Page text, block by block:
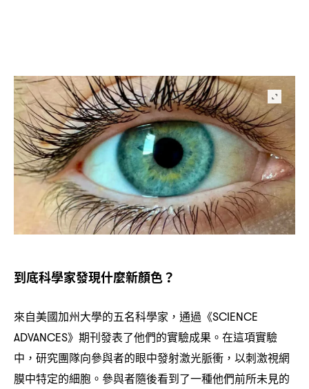
到底科學家發現什麼新顏色？
來自美國加州大學的五名科學家 ， 通過《SCIENCE
ADVANCES》期刊發表了他們的實驗成果。在這項實驗
中 ， 研究團隊向參與者的眼中發射激光脈衝 ， 以刺激視網
膜中特定的細胞。參與者隨後看到了一種他們前所未見的